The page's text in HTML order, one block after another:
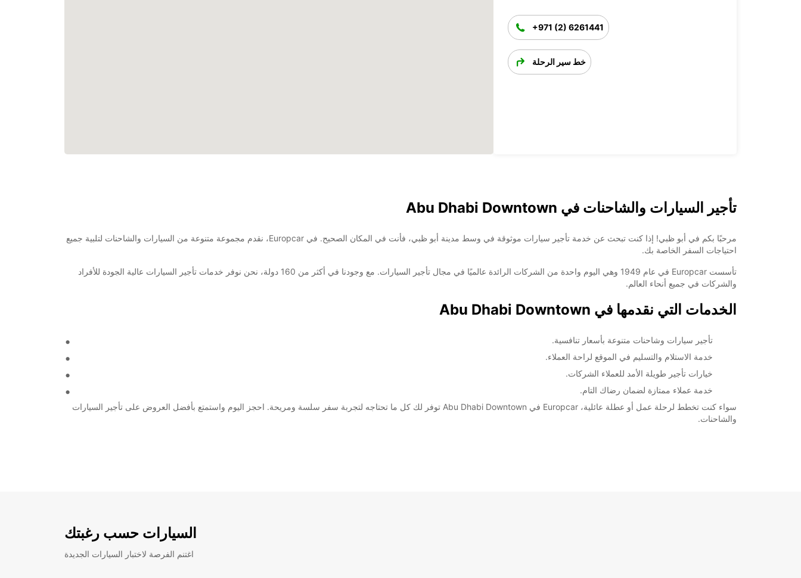
+971 (2) 6261441
خط سير الرحلة
تأجير السيارات والشاحنات في Abu Dhabi Downtown
مرحبًا بكم في أبو ظبي! إذا كنت تبحث عن خدمة تأجير سيارات موثوقة في وسط مدينة أبو ظبي، فأنت في المكان الصحيح. في Europcar، نقدم مجموعة متنوعة من السيارات والشاحنات لتلبية جميع
احتياجات السفر الخاصة بك.
تأسست Europcar في عام 1949 وهي اليوم واحدة من الشركات الرائدة عالميًا في مجال تأجير السيارات. مع وجودنا في أكثر من 160 دولة، نحن نوفر خدمات تأجير السيارات عالية الجودة للأفراد
والشركات في جميع أنحاء العالم.
الخدمات التي نقدمها في Abu Dhabi Downtown
تأجير سيارات وشاحنات متنوعة بأسعار تنافسية.
خدمة الاستلام والتسليم في الموقع لراحة العملاء.
خيارات تأجير طويلة الأمد للعملاء الشركات.
خدمة عملاء ممتازة لضمان رضاك التام.
سواء كنت تخطط لرحلة عمل أو عطلة عائلية، Europcar في Abu Dhabi Downtown توفر لك كل ما تحتاجه لتجربة سفر سلسة ومريحة. احجز اليوم واستمتع بأفضل العروض على تأجير السيارات
والشاحنات.
السيارات حسب رغبتك
اغتنم الفرصة لاختبار السيارات الجديدة